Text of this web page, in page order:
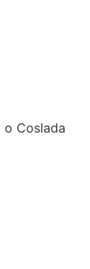
o Coslada